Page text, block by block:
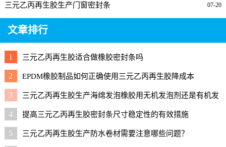
07-20
三元乙丙再生胶生产门窗密封条
文章排行
1 三元乙丙再生胶适合做橡胶密封条吗
2 EPDM橡胶制品如何正确使用三元乙丙再生胶降成本
3
三元乙丙再生胶生产海绵发泡橡胶用无机发泡剂还是有机发
泡剂好？
4 提高三元乙丙再生胶密封条尺寸稳定性的有效措施
5 三元乙丙再生胶生产防水卷材需要注意哪些问题？